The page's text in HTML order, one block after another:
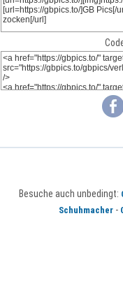
Besuche auch unbedingt:
Schuhmacher -